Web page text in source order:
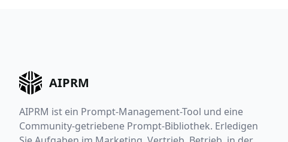
AIPRM
AIPRM ist ein Prompt-Management-Tool und eine
Community-getriebene Prompt-Bibliothek. Erledigen